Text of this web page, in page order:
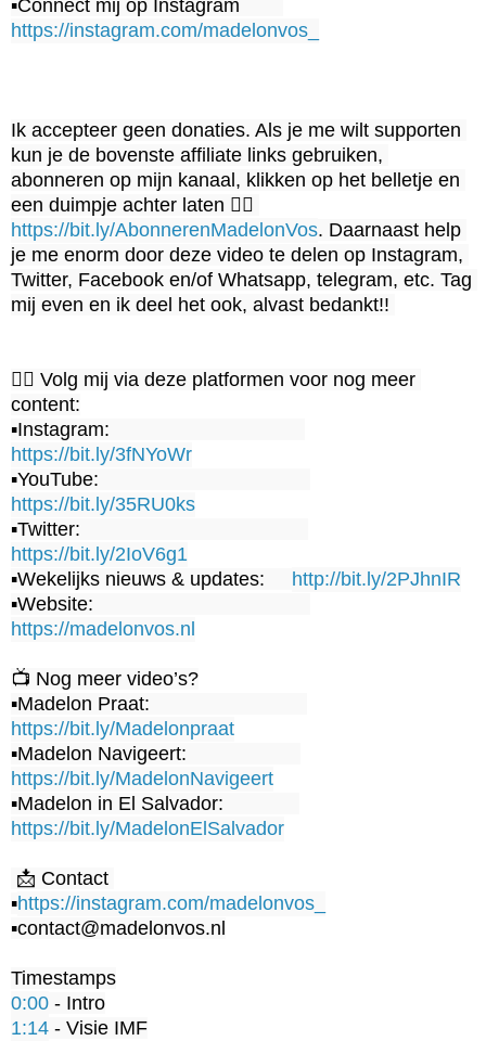
▪️Connect mij op Instagram
https://instagram.com/madelonvos_
Ik accepteer geen donaties. Als je me wilt supporten
kun je de bovenste affiliate links gebruiken,
abonneren op mijn kanaal, klikken op het belletje en
een duimpje achter laten 👉🏻
https://bit.ly/AbonnerenMadelonVos. Daarnaast help
je me enorm door deze video te delen op Instagram,
Twitter, Facebook en/of Whatsapp, telegram, etc. Tag
mij even en ik deel het ook, alvast bedankt!!
👉🏻 Volg mij via deze platformen voor nog meer
content:
▪️Instagram:
https://bit.ly/3fNYoWr
▪️YouTube:
https://bit.ly/35RU0ks
▪️Twitter:
https://bit.ly/2IoV6g1
▪️Wekelijks nieuws & updates: http://bit.ly/2PJhnIR
▪️Website:
https://madelonvos.nl
📺 Nog meer video’s?
▪️Madelon Praat:
https://bit.ly/Madelonpraat
▪️Madelon Navigeert:
https://bit.ly/MadelonNavigeert
▪️Madelon in El Salvador:
https://bit.ly/MadelonElSalvador
▪️https://instagram.com/madelonvos_
▪️contact@madelonvos.nl
0:00
1:14